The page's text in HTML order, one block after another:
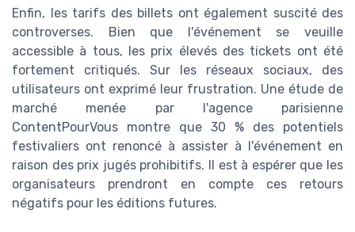
Enfin, les tarifs des billets ont également suscité des
controverses. Bien que l'événement se veuille
accessible à tous, les prix élevés des tickets ont été
fortement critiqués. Sur les réseaux sociaux, des
utilisateurs ont exprimé leur frustration. Une étude de
marché menée par l'agence parisienne
ContentPourVous montre que 30 % des potentiels
festivaliers ont renoncé à assister à l'événement en
raison des prix jugés prohibitifs. Il est à espérer que les
organisateurs prendront en compte ces retours
négatifs pour les éditions futures.